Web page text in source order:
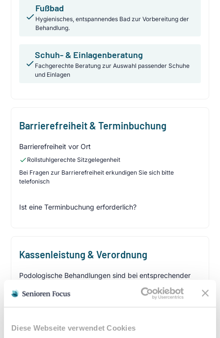
Diese Webseite verwendet Cookies
Fußbad
Hygienisches, entspannendes Bad zur Vorbereitung der
Behandlung.
Schuh- & Einlagenberatung
Fachgerechte Beratung zur Auswahl passender Schuhe
und Einlagen
Barrierefreiheit & Terminbuchung
Barrierefreiheit vor Ort
Rollstuhlgerechte Sitzgelegenheit
Bei Fragen zur Barrierefreiheit erkundigen Sie sich bitte
telefonisch
Ist eine Terminbuchung erforderlich?
Kassenleistung & Verordnung
Podologische Behandlungen sind bei entsprechender
ärztlicher Verordnung Kassenleistungen. Eine
Heilmittelverordnung erhalten Sie von Ihrem Hausarzt
oder Facharzt bei folgenden Indikationen:
Verordnungsfähige Diagnosen: